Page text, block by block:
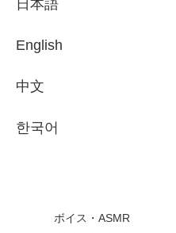
日本語
English
中文
한국어
ボイス・ASMR